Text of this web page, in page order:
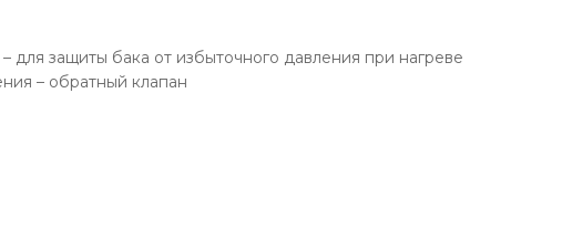
для защиты бака от избыточного давления при нагреве
– обратный клапан